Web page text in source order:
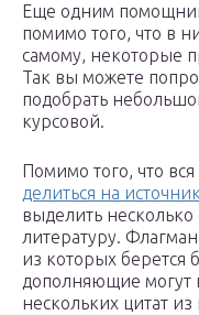
Еще одним
помимо того, что в
самому, некоторые
Так вы можете
подобрать
курсовой.
Помимо того, что вся
делиться на
выделить
литературу.
из которых берется
дополняющие могут
нескольких цитат из